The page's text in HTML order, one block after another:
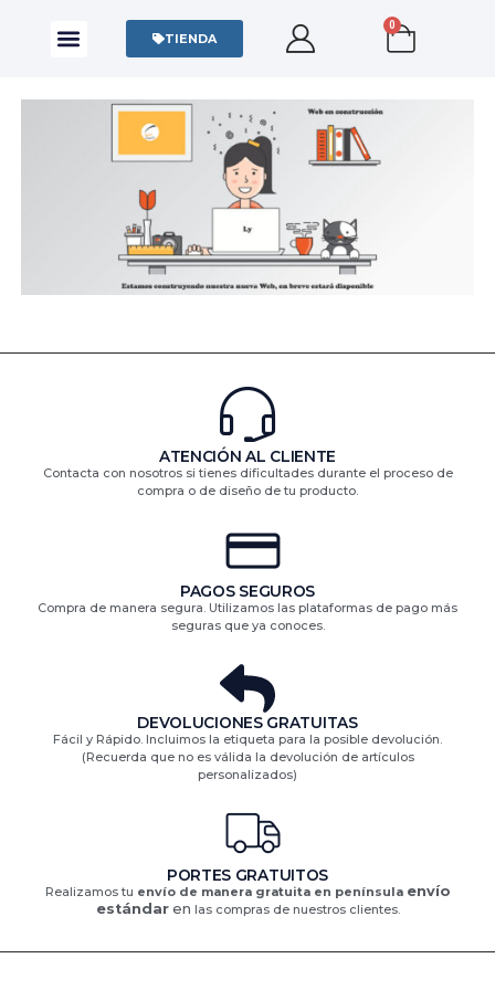
TIENDA
0
ATENCIÓN AL CLIENTE
Contacta con nosotros si tienes dificultades durante el proceso de
compra o de diseño de tu producto.
PAGOS SEGUROS
Compra de manera segura. Utilizamos las plataformas de pago más
seguras que ya conoces.
DEVOLUCIONES GRATUITAS​
Fácil y Rápido. Incluimos la etiqueta para la posible devolución.
(Recuerda que no es válida la devolución de artículos
personalizados)​
PORTES GRATUITOS
Realizamos tu envío de manera gratuita en península envío
estándaren las compras de nuestros clientes.